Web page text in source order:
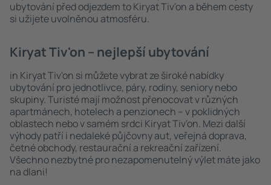
ubytování před odjezdem to Kiryat Tiv'on a během cesty
si užijete uvolněnou atmosféru.
Kiryat Tiv'on – nejlepší ubytování
in Kiryat Tiv'on si můžete vybrat ze široké nabídky
ubytování pro jednotlivce, páry, rodiny, seniory nebo
skupiny. Turisté mají možnost přenocovat v různých
apartmánech, hotelech a penzionech – v poklidných
oblastech nebo v samém srdci Kiryat Tiv'on. Mezi další
výhody patří i nedaleké půjčovny aut, veřejná doprava,
četné obchody, restaurační a rekreační zařízení.
Všechno nezbytné pro nezapomenutelný výlet máte jako
na dlani!